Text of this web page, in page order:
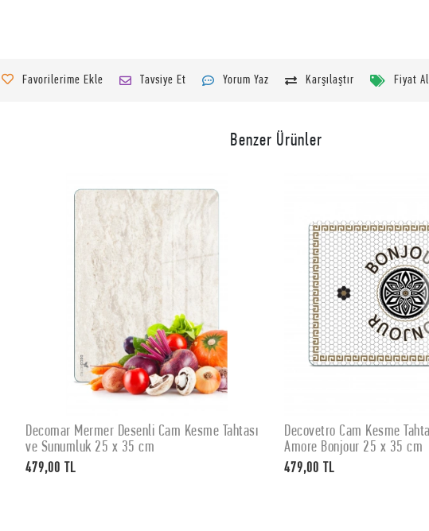
Favorilerime Ekle Tavsiye Et Yorum Yaz Karşılaştır Fiyat
Benzer Ürünler
SEPETE EKLE
Decomar Mermer Desenli Cam Kesme Tahtası
ve Sunumluk 25 x 35 cm
479,00 TL
SEPETE
Decovetro Cam Kesme
Amore Bonjour 25 x 35 cm
479,00 TL